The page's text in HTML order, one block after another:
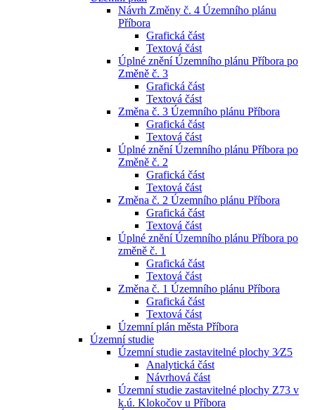
Návrh Změny č. 4 Územního plánu
Příbora
Grafická část
Textová část
Úplné znění Územního plánu Příbora po
Změně č. 3
Grafická část
Textová část
Změna č. 3 Územního plánu Příbora
Grafická část
Textová část
Úplné znění Územního plánu Příbora po
Změně č. 2
Grafická část
Textová část
Změna č. 2 Územního plánu Příbora
Grafická část
Textová část
Úplné znění Územního plánu Příbora po
změně č. 1
Grafická část
Textová část
Změna č. 1 Územního plánu Příbora
Grafická část
Textová část
Územní plán města Příbora
Územní studie
Územní studie zastavitelné plochy 3⁄Z5
Analytická část
Návrhová část
Územní studie zastavitelné plochy Z73 v
k.ú. Klokočov u Příbora